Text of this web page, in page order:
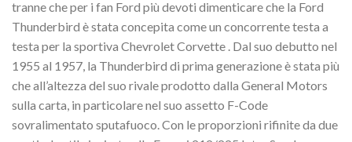
tranne che per i fan Ford più devoti dimenticare che la Ford
Thunderbird è stata concepita come un concorrente testa a
testa per la sportiva Chevrolet Corvette . Dal suo debutto nel
1955 al 1957, la Thunderbird di prima generazione è stata più
che all’altezza del suo rivale prodotto dalla General Motors
sulla carta, in particolare nel suo assetto F-Code
sovralimentato sputafuoco. Con le proporzioni rifinite da due